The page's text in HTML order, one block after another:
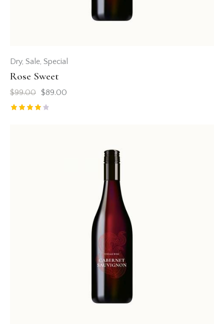
Dry, Sale, Special
Rose Sweet
$99.00 $89.00